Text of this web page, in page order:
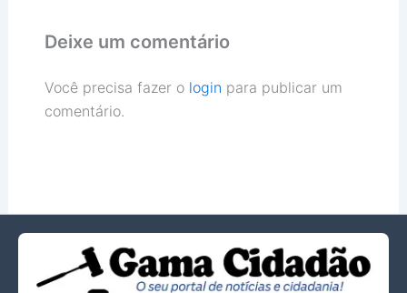
Deixe um comentário
Você precisa fazer o login para publicar um
comentário.